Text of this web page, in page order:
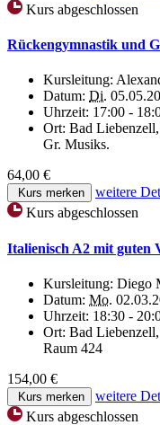
Kurs abgeschlossen
Rückengymnastik und
Kursleitung:
Datum: Di.
Uhrzeit: 17:00 -
Ort: Bad
Gr. Musiks.
64,00 €
Kurs merken
weitere
Kurs abgeschlossen
Italienisch A2 mit guten
Kursleitung: Diego
Datum: Mo.
Uhrzeit: 18:30 -
Ort: Bad
Raum 424
154,00 €
Kurs merken
weitere
Kurs abgeschlossen